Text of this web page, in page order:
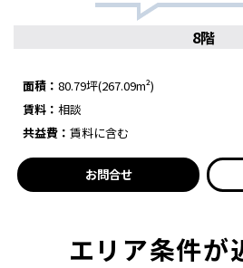
8階
面積： 80.79坪(267.09m²)
賃料： 相談
共益費： 賃料に含む
お問合せ
エリア条件が